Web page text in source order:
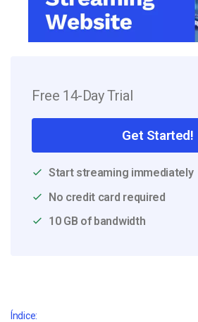
Free 14-Day Trial
Get Started!
Start streaming immediately
No credit card required
10 GB of bandwidth
Índice: